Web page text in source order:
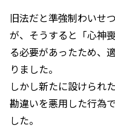
旧法だと準強制わいせ
が、そうすると「心神
る必要があったため、
りました。
しかし新たに設けられ
勘違いを悪用した行為
した。